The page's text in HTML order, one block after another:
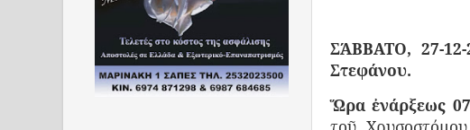
ΣΆΒΒΑΤΟ, 27-
Στεφάνου.
Ὥρα ἐνάρξεως